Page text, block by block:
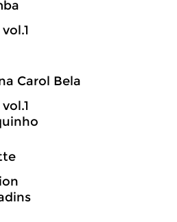
Carol Bela